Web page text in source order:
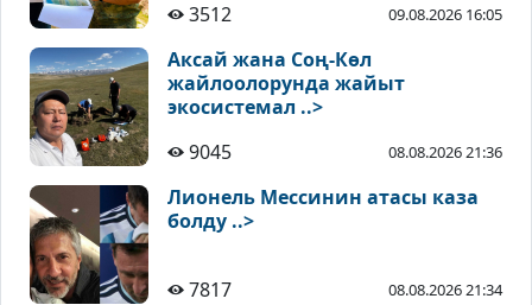
3512 09.08.2026 16:05
Аксай жана Соң-Көл
жайлоолорунда жайыт
экосистемал ..>
9045
08.08.2026 21:36
Лионель Мессинин атасы каза
болду ..>
7817 08.08.2026 21:34